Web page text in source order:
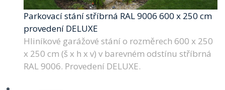
Parkovací stání stříbrná RAL 9006 600 x 250 cm
provedení DELUXE
Hliníkové garážové stání o rozměrech 600 x 250
x 250 cm (š x h x v) v barevném odstínu stříbrná
RAL 9006. Provedení DELUXE.